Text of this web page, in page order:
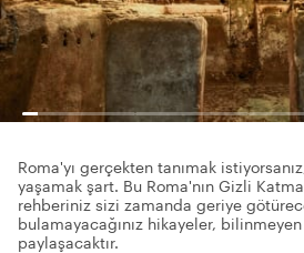
Roma'yı gerçekten tanımak
yaşamak şart. Bu Roma'nın Gizli
rehberiniz sizi zamanda geriye
bulamayacağınız hikayeler,
paylaşacaktır.